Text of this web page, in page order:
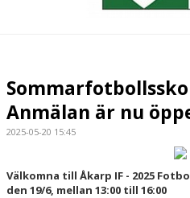
KONTAKT ÅKARP IF
OM FÖRENINGEN
DOKUMENT
Anmälan är nu
2025-05-20 15:45
Välkomna till Åkarp IF - 2025
den 19/6, mellan 13:00 till 16:00